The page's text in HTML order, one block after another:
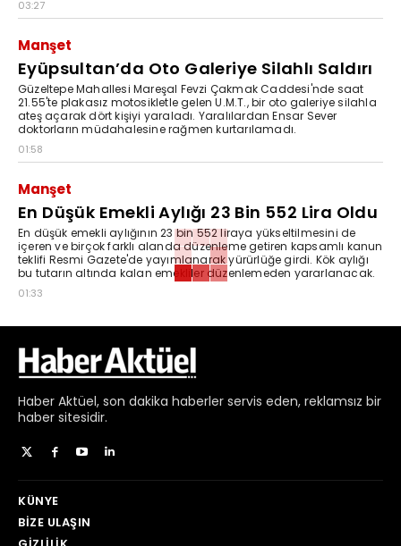
03:27
Manşet
Eyüpsultan’da Oto Galeriye Silahlı Saldırı
Güzeltepe Mahallesi Mareşal Fevzi Çakmak Caddesi'nde saat
21.55'te plakasız motosikletle gelen U.M.T., bir oto galeriye silahla
ateş açarak dört kişiyi yaraladı. Yaralılardan Ensar Sever
doktorların müdahalesine rağmen kurtarılamadı.
01:58
Manşet
En Düşük Emekli Aylığı 23 Bin 552 Lira Oldu
En düşük emekli aylığının 23 bin 552 liraya yükseltilmesini de
içeren ve birçok farklı alanda düzenleme getiren kapsamlı kanun
teklifi Resmi Gazete'de yayımlanarak yürürlüğe girdi. Kök aylığı
bu tutarın altında kalan emekliler düzenlemeden yararlanacak.
01:33
Haber Aktüel, son dakika haberler servis eden, reklamsız bir
haber sitesidir.
KÜNYE
BIZE ULAŞIN